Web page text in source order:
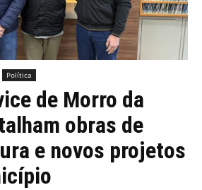
Política
de Morro da
obras de
e novos projetos